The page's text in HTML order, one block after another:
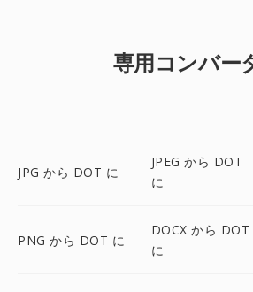
専用コンバー
JPG から DOT に
JPEG から DOT
に
PNG から DOT に
DOCX から DOT
に